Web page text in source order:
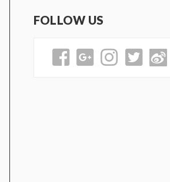
FOLLOW US